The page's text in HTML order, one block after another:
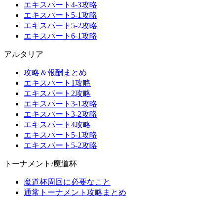
エキスパート4-3攻略
エキスパート5-1攻略
エキスパート5-2攻略
エキスパート6-1攻略
アルタリア
攻略＆報酬まとめ
エキスパート1攻略
エキスパート2攻略
エキスパート3-1攻略
エキスパート3-2攻略
エキスパート4攻略
エキスパート5-1攻略
エキスパート5-2攻略
トーナメント/魔道杯
魔道杯周回に必要なこと
通常トーナメント攻略まとめ